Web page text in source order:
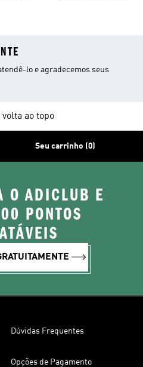
lo e agradecemos seus
volta ao topo
Seu carrinho (0)
O ADICLUB E
PONTOS
Dúvidas Frequentes
Opções de Pagamento